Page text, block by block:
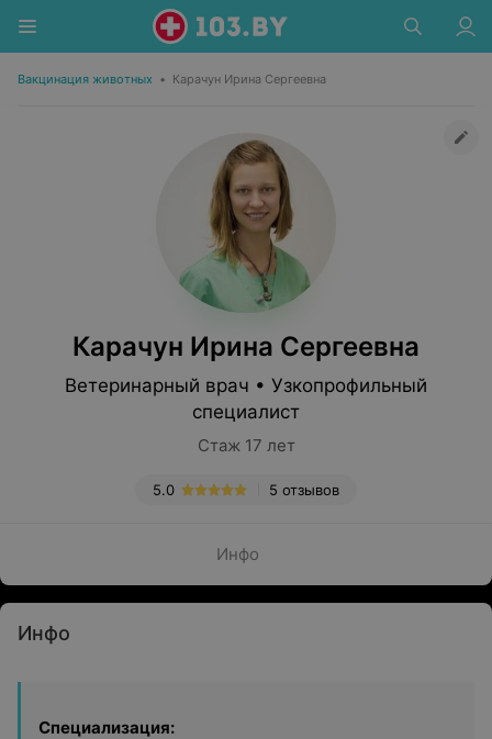
Вакцинация животных • Карачун Ирина Сергеевна
Карачун Ирина Сергеевна
Ветеринарный врач • Узкопрофильный
специалист
Стаж 17 лет
5 отзывов
5.0
Инфо
Инфо
Специализация: